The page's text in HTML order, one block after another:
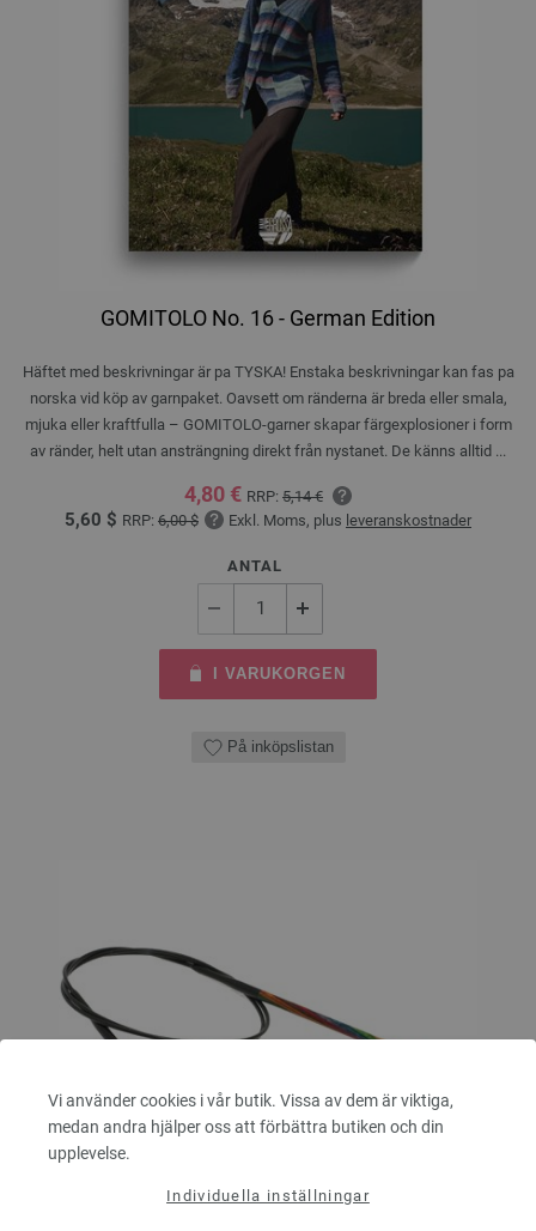
Vi använder cookies i vår butik. Vissa av dem är viktiga,
medan andra hjälper oss att förbättra butiken och din
upplevelse.
Individuella inställningar
GOMITOLO No. 16 - German Edition
Häftet med beskrivningar är pa TYSKA! Enstaka beskrivningar kan fas pa
norska vid köp av garnpaket. Oavsett om ränderna är breda eller smala,
mjuka eller kraftfulla – GOMITOLO-garner skapar färgexplosioner i form
av ränder, helt utan ansträngning direkt från nystanet. De känns alltid ...
4,80 € RRP: 5,14 €
5,60 $ RRP: 6,00 $ Exkl. Moms, plus leveranskostnader
ANTAL
I VARUKORGEN
På inköpslistan